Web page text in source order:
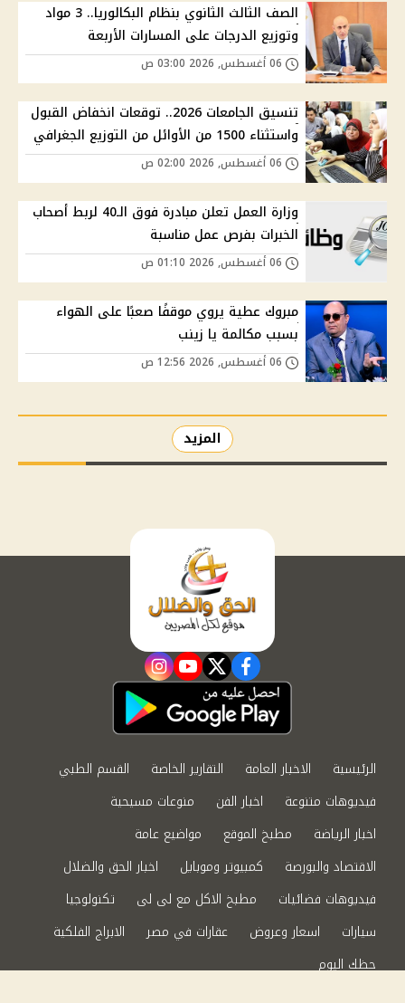
الصف الثالث الثانوي بنظام البكالوريا.. 3 مواد
وتوزيع الدرجات على المسارات الأربعة
تنسيق الجامعات 2026.. توقعات انخفاض القبول
واستثناء 1500 من الأوائل من التوزيع الجغرافي
وزارة العمل تعلن مبادرة فوق الـ40 لربط أصحاب
الخبرات بفرص عمل مناسبة
مبروك عطية يروي موقفًا صعبًا على الهواء
بسبب مكالمة يا زينب
المزيد
facebook
twitter
youtube
instagram
الرئيسية الاخبار العامة التقارير الخاصة
القسم الطبي
فيديوهات متنوعة
اخبار الفن
منوعات مسيحية
اخبار الرياضة
مطبخ الموقع
مواضيع عامة
الاقتصاد والبورصة
كمبيوتر وموبايل
اخبار الحق والضلال
فيديوهات فضائيات
مطبخ الاكل مع لى لى
تكنولوجيا
سيارات
اسعار وعروض عقارات في مصر
الابراج الفلكية
حظك اليوم